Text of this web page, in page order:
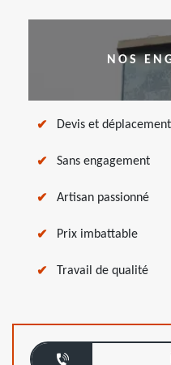
NOS
Devis et
Sans engagement
Artisan passionné
Prix imbattable
Travail de qualité